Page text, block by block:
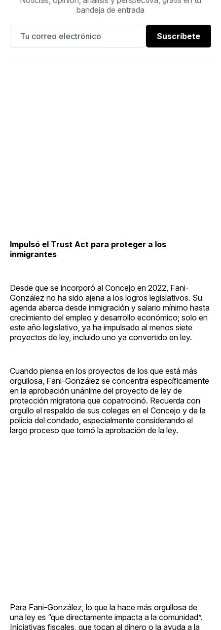
bandeja de entrada
Suscríbete
Impulsó el Trust Act para proteger a los
inmigrantes
Desde que se incorporó al Concejo en 2022, Fani-
González no ha sido ajena a los logros legislativos. Su
agenda abarca desde inmigración y salario mínimo hasta
crecimiento del empleo y desarrollo económico; solo en
este año legislativo, ya ha impulsado al menos siete
proyectos de ley, incluido uno ya convertido en ley.
Cuando piensa en los proyectos de los que está más
orgullosa, Fani-González se concentra específicamente
en la aprobación unánime del proyecto de ley de
protección migratoria que copatrocinó. Recuerda con
orgullo el respaldo de sus colegas en el Concejo y de la
policía del condado, especialmente considerando el
largo proceso que tomó la aprobación de la ley.
Para Fani-González, lo que la hace más orgullosa de
una ley es “que directamente impacta a la comunidad”.
Iniciativas fiscales, que tocan al dinero o la ayuda a la